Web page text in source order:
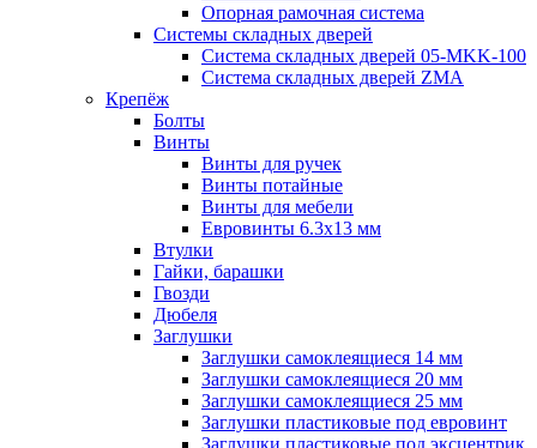
Опорная рамочная система
Системы складных дверей
Система складных дверей 05-MKK-100
Система складных дверей ZMA
Крепёж
Болты
Винты
Винты для ручек
Винты потайные
Винты для мебели
Евровинты 6.3х13 мм
Втулки
Гайки, барашки
Гвозди
Дюбеля
Заглушки
Заглушки самоклеящиеся 14 мм
Заглушки самоклеящиеся 20 мм
Заглушки самоклеящиеся 25 мм
Заглушки пластиковые под евровинт
Заглушки пластиковые под эксцентрик